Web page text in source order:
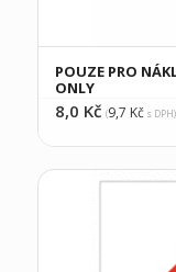
POUZE PRO
ONLY
8,0 Kč (9,7 Kčs DPH)